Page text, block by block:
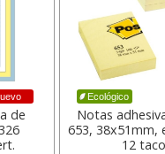
de
Ecológico
Notas
653, 38x51mm,
12